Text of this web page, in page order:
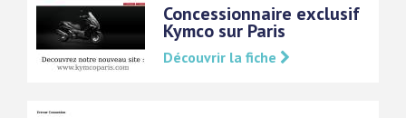
Concessionnaire exclusif
Kymco sur Paris
Découvrir la fiche